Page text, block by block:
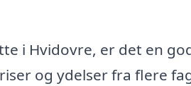
i Hvidovre, er det en
og ydelser fra flere